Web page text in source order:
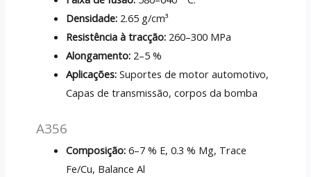
Densidade: 2.65 g/cm³
Resistência à tracção: 260–300 MPa
Alongamento: 2–5 %
Aplicações: Suportes de motor automotivo,
Capas de transmissão, corpos da bomba
A356
Composição: 6–7 % E, 0.3 % Mg, Trace
Fe/Cu, Balance Al